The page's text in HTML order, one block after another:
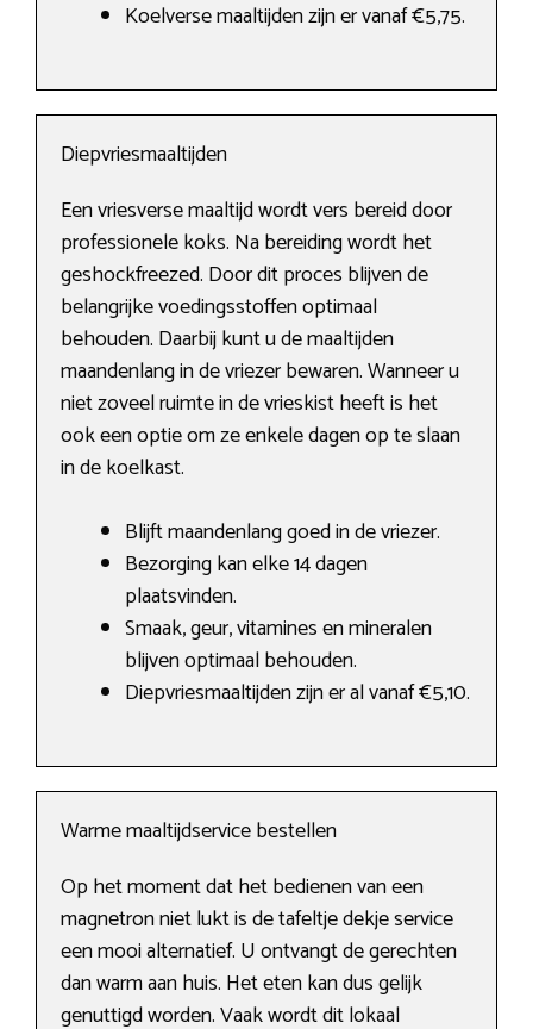
Koelverse maaltijden zijn er vanaf €5,75.
Diepvriesmaaltijden
Een vriesverse maaltijd wordt vers bereid door
professionele koks. Na bereiding wordt het
geshockfreezed. Door dit proces blijven de
belangrijke voedingsstoffen optimaal
behouden. Daarbij kunt u de maaltijden
maandenlang in de vriezer bewaren. Wanneer u
niet zoveel ruimte in de vrieskist heeft is het
ook een optie om ze enkele dagen op te slaan
in de koelkast.
Blijft maandenlang goed in de vriezer.
Bezorging kan elke 14 dagen
plaatsvinden.
Smaak, geur, vitamines en mineralen
blijven optimaal behouden.
Diepvriesmaaltijden zijn er al vanaf €5,10.
Warme maaltijdservice bestellen
Op het moment dat het bedienen van een
magnetron niet lukt is de tafeltje dekje service
een mooi alternatief. U ontvangt de gerechten
dan warm aan huis. Het eten kan dus gelijk
genuttigd worden. Vaak wordt dit lokaal